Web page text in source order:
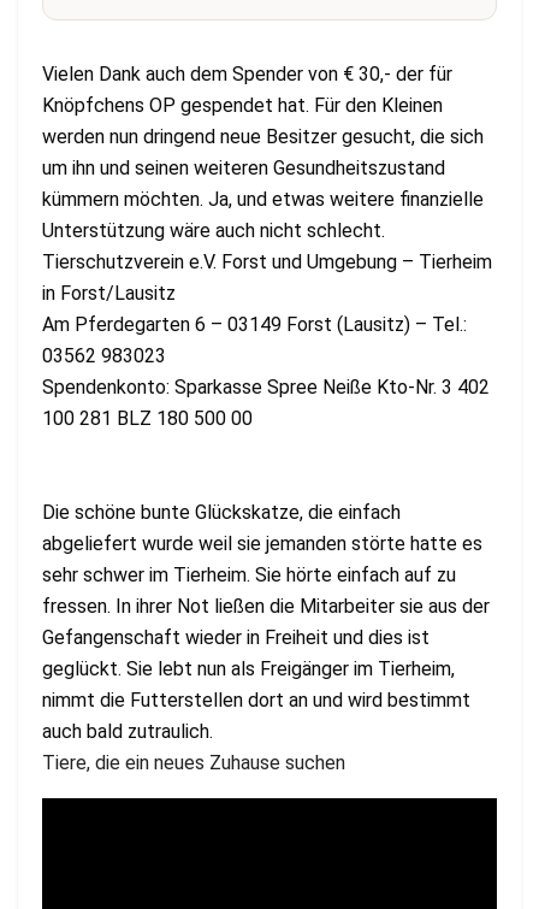
Vielen Dank auch dem Spender von € 30,- der für
Knöpfchens OP gespendet hat. Für den Kleinen
werden nun dringend neue Besitzer gesucht, die sich
um ihn und seinen weiteren Gesundheitszustand
kümmern möchten. Ja, und etwas weitere finanzielle
Unterstützung wäre auch nicht schlecht.
Tierschutzverein e.V. Forst und Umgebung – Tierheim
in Forst/Lausitz
Am Pferdegarten 6 – 03149 Forst (Lausitz) – Tel.:
03562 983023
Spendenkonto: Sparkasse Spree Neiße Kto-Nr. 3 402
100 281 BLZ 180 500 00
Die schöne bunte Glückskatze, die einfach
abgeliefert wurde weil sie jemanden störte hatte es
sehr schwer im Tierheim. Sie hörte einfach auf zu
fressen. In ihrer Not ließen die Mitarbeiter sie aus der
Gefangenschaft wieder in Freiheit und dies ist
geglückt. Sie lebt nun als Freigänger im Tierheim,
nimmt die Futterstellen dort an und wird bestimmt
auch bald zutraulich.
Tiere, die ein neues Zuhause suchen